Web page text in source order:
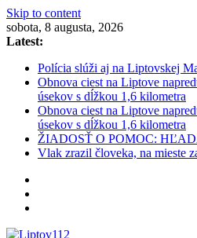
Skip to content
sobota, 8 augusta, 2026
Latest:
Polícia slúži aj na Liptovskej
Obnova ciest na Liptove
úsekov s dĺžkou 1,6 kilometra
Obnova ciest na Liptove
úsekov s dĺžkou 1,6 kilometra
ŽIADOSŤ O POMOC:
Vlak zrazil človeka, na mieste